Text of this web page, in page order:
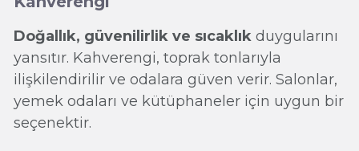
Doğallık, güvenilirlik ve sıcaklık duygularını
yansıtır. Kahverengi, toprak tonlarıyla
ilişkilendirilir ve odalara güven verir. Salonlar,
yemek odaları ve kütüphaneler için uygun bir
seçenektir.